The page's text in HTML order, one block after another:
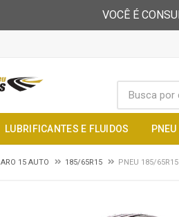
VOCÊ É
LUBRIFICANTES E FLUIDOS
ARO 15 AUTO 185/65R15 PNEU 185/